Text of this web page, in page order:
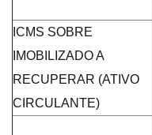
ICMS SOBRE
IMOBILIZADO A
RECUPERAR (ATIVO
CIRCULANTE)